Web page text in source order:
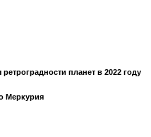
планет в 2022 году
Меркурия